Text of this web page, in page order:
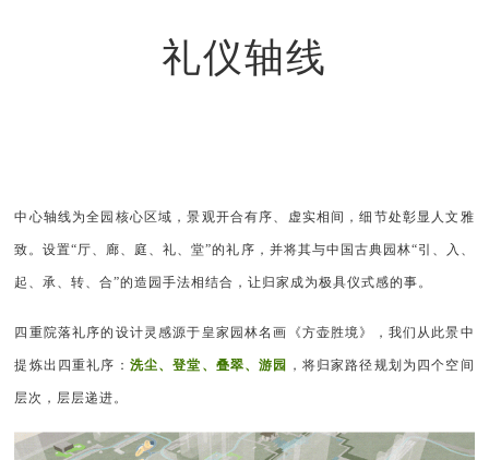
礼仪轴线
中心轴线为全园核心区域，景观开合有序、虚实相间，细节处彰显人文雅
致。设置“厅、廊、庭、礼、堂”的礼序，并将其与中国古典园林“引、入、
起、承、转、合”的造园手法相结合，让归家成为极具仪式感的事。
四重院落礼序的设计灵感源于皇家园林名画《方壶胜境》，我们从此景中
提炼出四重礼序： 洗尘、登堂、叠翠、游园 ，将归家路径规划为四个空间
层次，层层递进。